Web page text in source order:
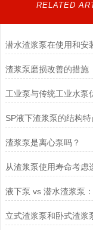
RELATED
渣浆泵磨损改善的措施
工业泵与传统工业水泵
SP液下渣浆泵的结构特
渣浆泵是离心泵吗？
从渣浆泵使用寿命考虑
立式渣浆泵和卧式渣浆